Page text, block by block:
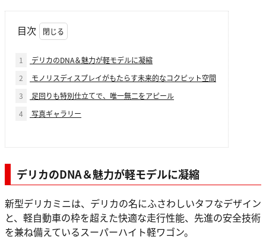
目次
1
デリカのDNA＆魅力が軽モデルに凝縮
2
モノリスディスプレイがもたらす未来的なコクピット空間
3
足回りも特別仕立てで、唯一無二をアピール
4
写真ギャラリー
デリカのDNA＆魅力が軽モデルに凝縮
新型デリカミニは、デリカの名にふさわしいタフなデザイン
と、軽自動車の枠を超えた快適な走行性能、先進の安全技術
を兼ね備えているスーパーハイト軽ワゴン。